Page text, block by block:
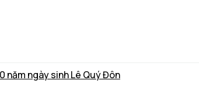
năm ngày sinh Lê Quý Đôn